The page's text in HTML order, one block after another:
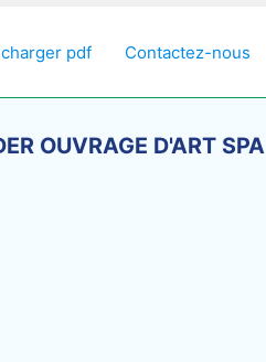
pdf Contactez-nous
OUVRAGE D'ART SPA